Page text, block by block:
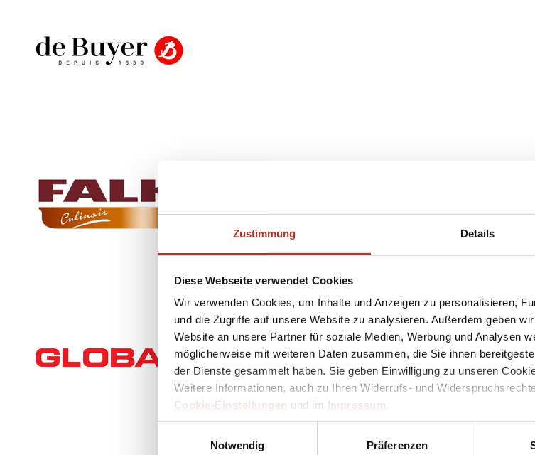
Zustimmung Details
Diese Webseite verwendet Cookies
Wir verwenden Cookies, um Inhalte und Anzeigen zu personalisieren,
und die Zugriffe auf unsere Website zu analysieren. Außerdem geben
Website an unsere Partner für soziale Medien, Werbung und Analysen
möglicherweise mit weiteren Daten zusammen, die Sie ihnen
der Dienste gesammelt haben. Sie geben Einwilligung zu unseren
Weitere Informationen, auch zu Ihren Widerrufs- und
Cookie-Einstellungen und im Impressum
Notwendig
Präferenzen